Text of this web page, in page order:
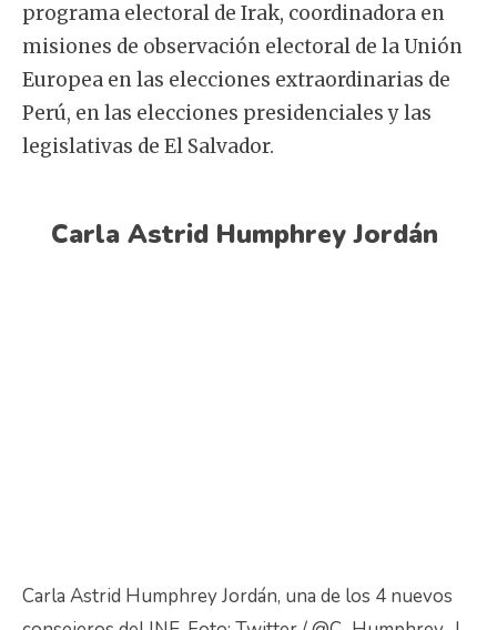
programa electoral de Irak, coordinadora en
misiones de observación electoral de la Unión
Europea en las elecciones extraordinarias de
Perú, en las elecciones presidenciales y las
legislativas de El Salvador.
Carla Astrid Humphrey Jordán
Carla Astrid Humphrey Jordán, una de los 4 nuevos